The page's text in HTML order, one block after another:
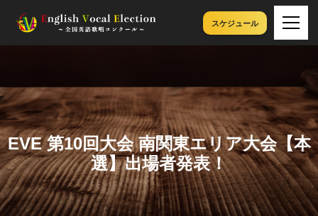
スケジュール
EVE 第10回大会 南関東エリア大会【本
選】出場者発表！